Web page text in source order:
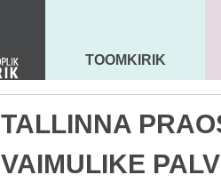
MAARJA KIRIK
TOOMKIRIK
TALLINNA
VAIMULIKE